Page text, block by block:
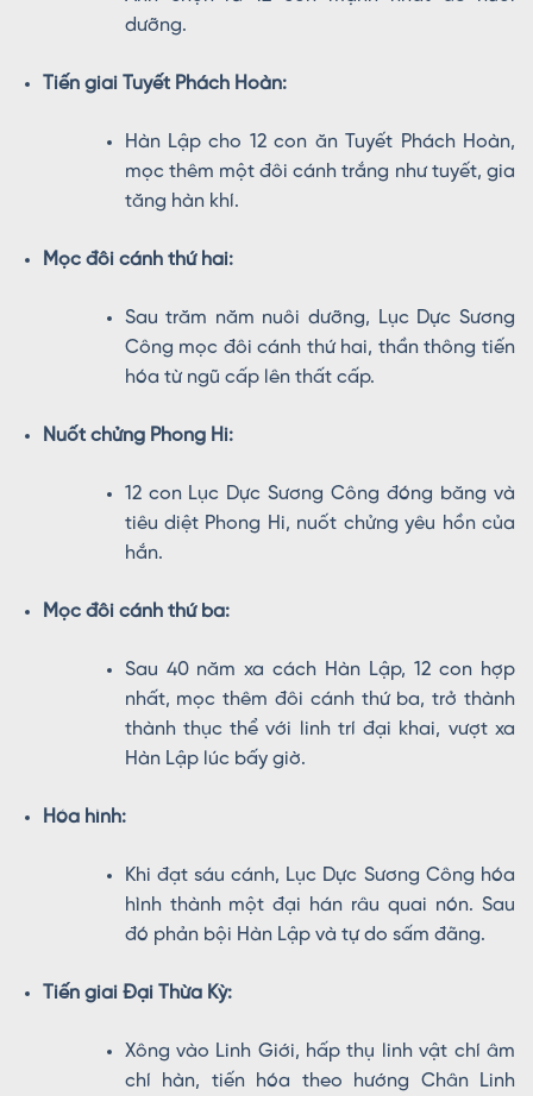
dưỡng.
Tiến giai Tuyết Phách Hoàn:
Hàn Lập cho 12 con ăn Tuyết Phách Hoàn,
mọc thêm một đôi cánh trắng như tuyết, gia
tăng hàn khí.
Mọc đôi cánh thứ hai:
Sau trăm năm nuôi dưỡng, Lục Dực Sương
Công mọc đôi cánh thứ hai, thần thông tiến
hóa từ ngũ cấp lên thất cấp.
Nuốt chửng Phong Hi:
12 con Lục Dực Sương Công đóng băng và
tiêu diệt Phong Hi, nuốt chửng yêu hồn của
hắn.
Mọc đôi cánh thứ ba:
Sau 40 năm xa cách Hàn Lập, 12 con hợp
nhất, mọc thêm đôi cánh thứ ba, trở thành
thành thục thể với linh trí đại khai, vượt xa
Hàn Lập lúc bấy giờ.
Hóa hình:
Khi đạt sáu cánh, Lục Dực Sương Công hóa
hình thành một đại hán râu quai nón. Sau
đó phản bội Hàn Lập và tự do sấm đãng.
Tiến giai Đại Thừa Kỳ:
Xông vào Linh Giới, hấp thụ linh vật chí âm
chí hàn, tiến hóa theo hướng Chân Linh